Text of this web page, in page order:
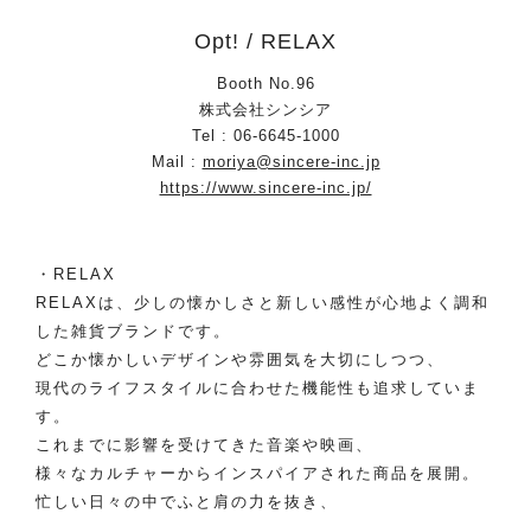
Opt! / RELAX
Booth No.96
株式会社シンシア
Tel : 06-6645-1000
Mail : moriya@sincere-inc.jp
https://www.sincere-inc.jp/
・RELAX
RELAXは、少しの懐かしさと新しい感性が心地よく調和
した雑貨ブランドです。
どこか懐かしいデザインや雰囲気を大切にしつつ、
現代のライフスタイルに合わせた機能性も追求していま
す。
これまでに影響を受けてきた音楽や映画、
様々なカルチャーからインスパイアされた商品を展開。
忙しい日々の中でふと肩の力を抜き、